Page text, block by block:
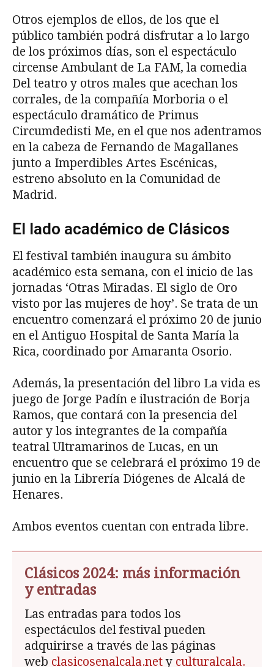
Otros ejemplos de ellos, de los que el
público también podrá disfrutar a lo largo
de los próximos días, son el espectáculo
circense Ambulant de La FAM, la comedia
Del teatro y otros males que acechan los
corrales, de la compañía Morboria o el
espectáculo dramático de Primus
Circumdedisti Me, en el que nos adentramos
en la cabeza de Fernando de Magallanes
junto a Imperdibles Artes Escénicas,
estreno absoluto en la Comunidad de
Madrid.
El lado académico de Clásicos
El festival también inaugura su ámbito
académico esta semana, con el inicio de las
jornadas ‘Otras Miradas. El siglo de Oro
visto por las mujeres de hoy’. Se trata de un
encuentro comenzará el próximo 20 de junio
en el Antiguo Hospital de Santa María la
Rica, coordinado por Amaranta Osorio.
Además, la presentación del libro La vida es
juego de Jorge Padín e ilustración de Borja
Ramos, que contará con la presencia del
autor y los integrantes de la compañía
teatral Ultramarinos de Lucas, en un
encuentro que se celebrará el próximo 19 de
junio en la Librería Diógenes de Alcalá de
Henares.
Ambos eventos cuentan con entrada libre.
Clásicos 2024: más información
y entradas
Las entradas para todos los
espectáculos del festival pueden
adquirirse a través de las páginas
web clasicosenalcala.nety culturalcala.